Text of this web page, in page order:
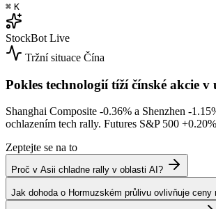
⌘ K
StockBot Live
Tržní situace Čína
Pokles technologií tíží čínské akcie v
Shanghai Composite -0.36% a Shenzhen -
ochlazením tech rally. Futures S&P 500 +0.20%
Zeptejte se na to
Proč v Asii chladne rally v oblasti AI?
Jak dohoda o Hormuzském průlivu ovlivňuje ceny